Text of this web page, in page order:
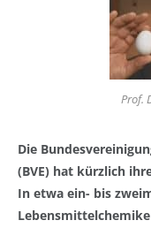
Prof.
Die
(BVE) hat kürzlich
In etwa ein- bis